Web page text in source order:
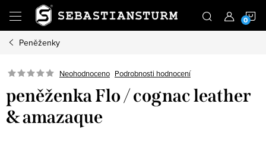
obsah
Peněženky
Neohodnoceno Podrobnosti hodnocení
peněženka Flo / cognac leather
& amazaque